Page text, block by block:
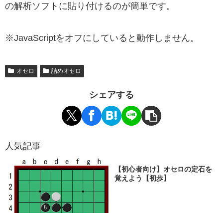
の解析ソフトに貼り付けるのが簡単です。
※JavaScriptをオフにしていると動作しません。
オセロ 詰めオセロ
シェアする
人気記事
【初心者向け】オセロの定石を
覚えよう【初歩】